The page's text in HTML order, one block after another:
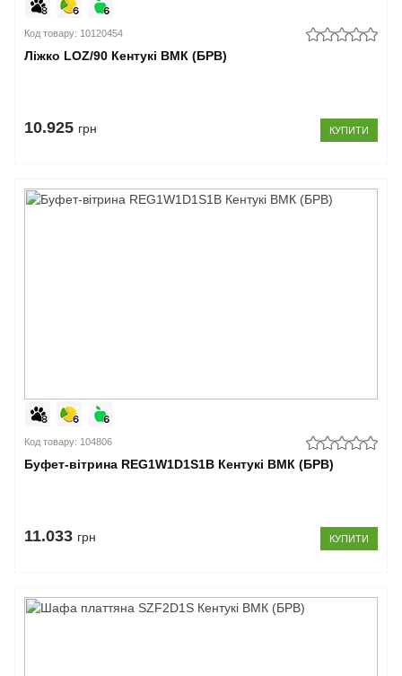
Код товару: 10120454
Ліжко LOZ/90 Кентукі ВМК (БРВ)
10.925 грн КУПИТИ
Код товару: 104806
Буфет-вітрина REG1W1D1S1B Кентукі ВМК (БРВ)
11.033 грн КУПИТИ